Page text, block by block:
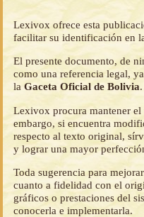
Lexivox ofrece esta
facilitar su identificación en
El presente documento, de
como una referencia legal,
laGaceta Oficial de Bolivia.
Lexivox procura mantener
embargo, si encuentra
respecto al texto original,
y lograr una mayor
Toda sugerencia para
cuanto a fidelidad con el
gráficos o prestaciones del
conocerla e implementarla.